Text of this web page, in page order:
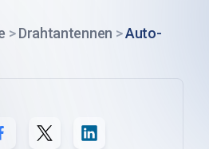
> Drahtantennen >Auto-